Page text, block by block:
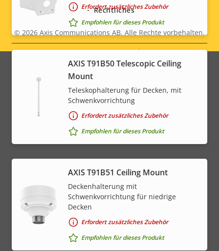
Netzwerk
Eigentumsbeschreibung Eigentumswert
High PoE
* Einige technische Daten können je nach gewählter
Hardwareoption variieren.
Erfordert zusätzliches Zubehör
Empfohlen für dieses Produkt
AXIS T91B50 Telescopic Ceiling
Mount
Teleskophalterung für Decken, mit
Schwenkvorrichtung
Erfordert zusätzliches Zubehör
Empfohlen für dieses Produkt
AXIS T91B51 Ceiling Mount
Deckenhalterung mit
Schwenkvorrichtung für niedrige
Decken
Erfordert zusätzliches Zubehör
Empfohlen für dieses Produkt
Legal
© 2026 Axis Communications AB. Alle Rechte vorbehalten.
Rechtliches